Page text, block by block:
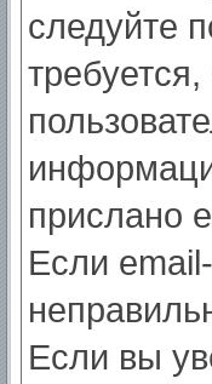
следуйте
прислано
Если
Если вы